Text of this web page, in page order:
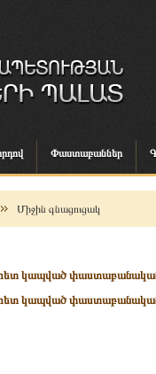
Փաստաբաններ
Միջին գնացուցակ
կապված փաստաբանական
կապված փաստաբանական